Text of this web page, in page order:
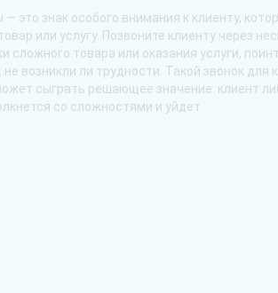
— это знак особого внимания к клиенту,
или услугу. Позвоните клиенту через
сложного товара или оказания услуги,
не возникли ли трудности. Такой звонок для
сыграть решающее значение: клиент
со сложностями и уйдет.